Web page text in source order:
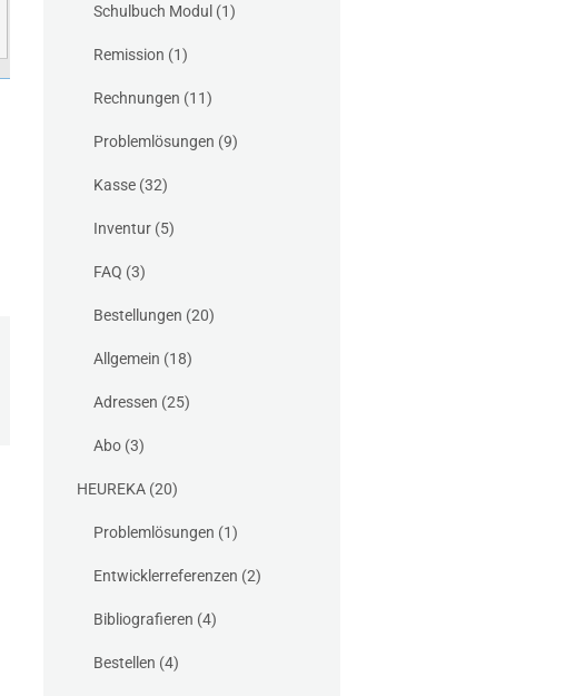
Schulbuch Modul (1)
Remission (1)
Rechnungen (11)
Problemlösungen (9)
Kasse (32)
Inventur (5)
FAQ (3)
Bestellungen (20)
Allgemein (18)
Adressen (25)
Abo (3)
HEUREKA (20)
Problemlösungen (1)
Entwicklerreferenzen (2)
Bibliografieren (4)
Bestellen (4)